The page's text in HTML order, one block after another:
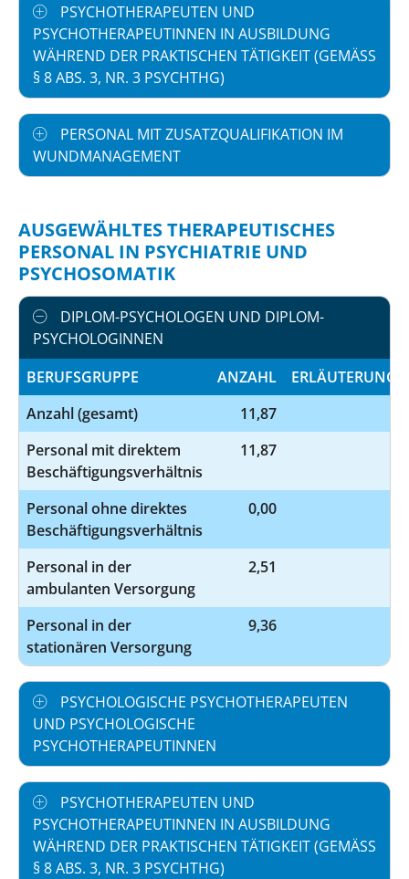
PSYCHOTHERAPEUTEN UND
PSYCHOTHERAPEUTINNEN IN AUSBILDUNG
WÄHREND DER PRAKTISCHEN TÄTIGKEIT (GEMÄSS §
8 ABS. 3, NR. 3 PSYCHTHG)
PERSONAL MIT ZUSATZQUALIFIKATION IM
WUNDMANAGEMENT
AUSGEWÄHLTES THERAPEUTISCHES
PERSONAL IN PSYCHIATRIE UND
PSYCHOSOMATIK
DIPLOM-PSYCHOLOGEN UND DIPLOM-
PSYCHOLOGINNEN
BERUFSGRUPPE
ANZAHL
ERLÄUTERUNG
Anzahl (gesamt)
11,87
Personal mit direktem
Beschäftigungsverhältnis
11,87
Personal ohne direktes
Beschäftigungsverhältnis
0,00
Personal in der
ambulanten Versorgung
2,51
Personal in der
stationären Versorgung
9,36
PSYCHOLOGISCHE PSYCHOTHERAPEUTEN
UND PSYCHOLOGISCHE
PSYCHOTHERAPEUTINNEN
PSYCHOTHERAPEUTEN UND
PSYCHOTHERAPEUTINNEN IN AUSBILDUNG
WÄHREND DER PRAKTISCHEN TÄTIGKEIT (GEMÄSS §
8 ABS. 3, NR. 3 PSYCHTHG)